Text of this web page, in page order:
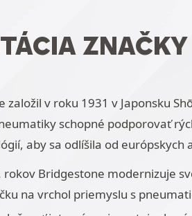
založil v roku 1931 v Japonsku
schopné podporovať
aby sa odlíšila od európskych
rokov Bridgestone modernizuje
na vrchol priemyslu s